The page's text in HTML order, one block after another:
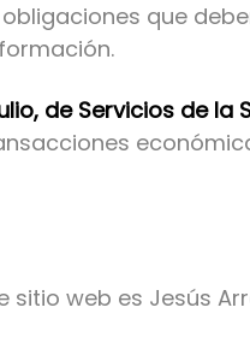
que
de Servicios de
sitio web es Jesús